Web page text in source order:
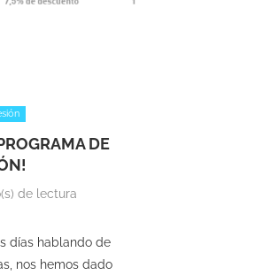
DE
de lectura
días hablando de
nos hemos dado